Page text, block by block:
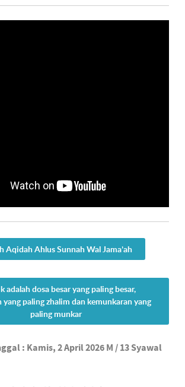
Aqidah Ahlus Sunnah Wal Jama’ah
adalah dosa besar yang paling besar,
yang paling zhalim dan kemunkaran yang
paling munkar
: Kamis, 2 April 2026 M / 13 Syawal